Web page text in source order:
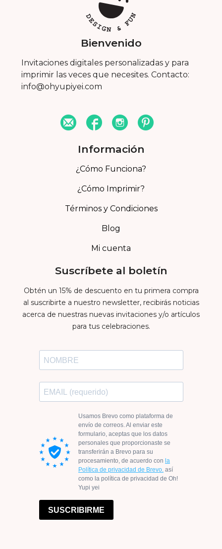
Bienvenido
Invitaciones digitales personalizadas y para
imprimir las veces que necesites. Contacto:
info@ohyupiyei.com
Información
¿Cómo Funciona?
¿Cómo Imprimir?
Términos y Condiciones
Blog
Mi cuenta
Suscríbete al boletín
Obtén un 15% de descuento en tu primera compra
al suscribirte a nuestro newsletter, recibirás noticias
acerca de nuestras nuevas invitaciones y/o artículos
para tus celebraciones.